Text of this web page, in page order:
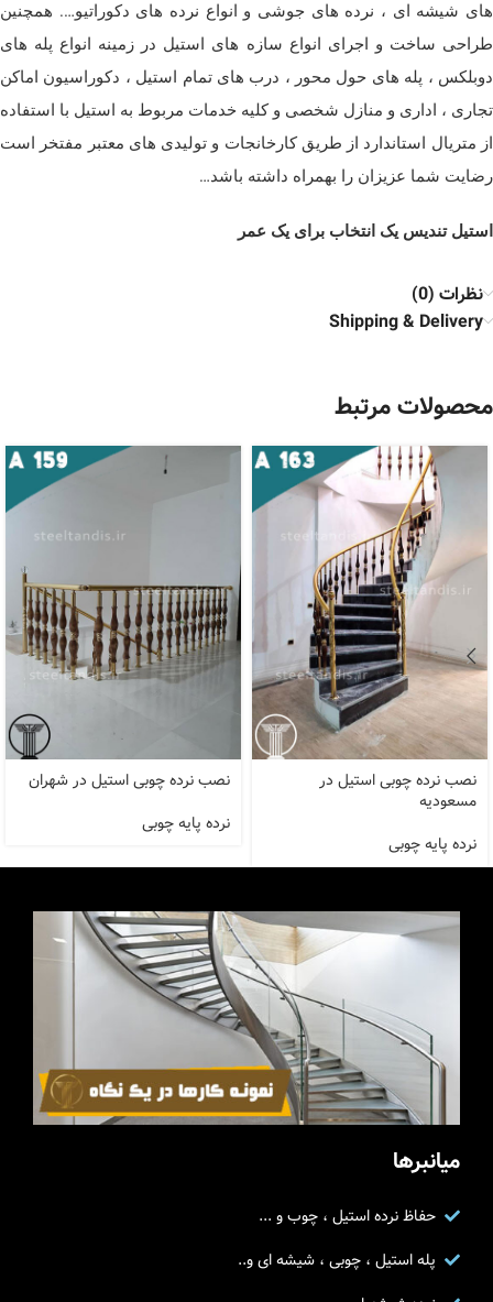
های شیشه ای ، نرده های جوشی و انواع نرده های دکوراتیو…. همچنین
طراحی ساخت و اجرای انواع سازه های استیل در زمینه انواع پله های
دوبلکس ، پله های حول محور ، درب های تمام استیل ، دکوراسیون اماکن
تجاری ، اداری و منازل شخصی و کلیه خدمات مربوط به استیل با استفاده
از متریال استاندارد از طریق کارخانجات و تولیدی های معتبر مفتخر است
رضایت شما عزیزان را بهمراه داشته باشد…
استیل تندیس یک انتخاب برای یک عمر
نظرات (0)
Shipping & Delivery
محصولات مرتبط
نصب نرده چوبی استیل در
مسعودیه
نرده پایه چوبی
نصب نرده چوبی استیل در شهران
نرده پایه چوبی
میانبرها
حفاظ نرده استیل ، چوب و ...
پله استیل ، چوبی ، شیشه ای و..